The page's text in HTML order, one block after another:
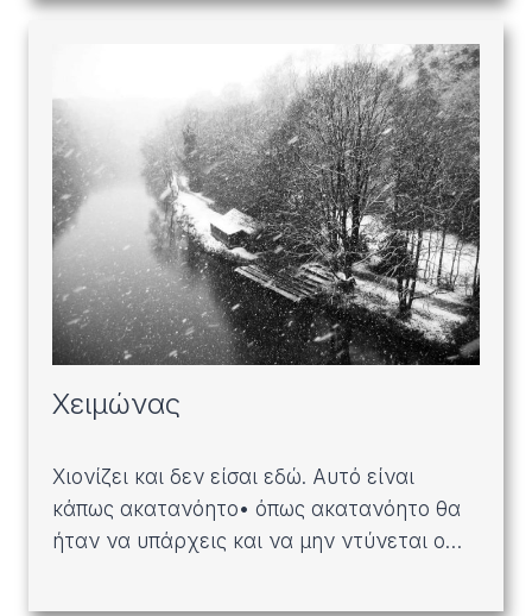
Χειμώνας
Χιονίζει και δεν είσαι εδώ. Αυτό είναι
κάπως ακατανόητο• όπως ακατανόητο θα
ήταν να υπάρχεις και να μην ντύνεται ο…